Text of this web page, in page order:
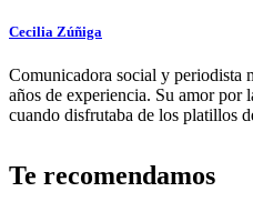
Cecilia Zúñiga
Comunicadora social y periodista
años de experiencia. Su amor por
cuando disfrutaba de los platillos
Te recomendamos